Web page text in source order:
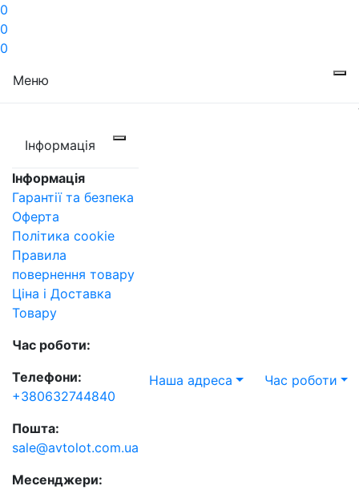
0
0
0
Меню
Інформація
Інформація
Гарантії та безпека
Оферта
Політика cookie
Правила
повернення товару
Ціна і Доставка
Товару
Час роботи:
Телефони:
+380632744840
Пошта:
sale@avtolot.com.ua
Месенджери:
Наша адреса Час роботи